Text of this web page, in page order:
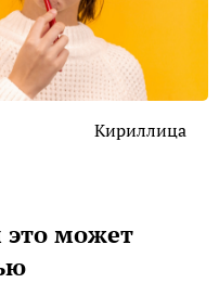
Кириллица
это может